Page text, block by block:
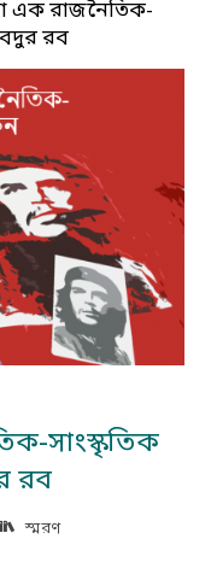
এক রাজনৈতিক-
রব
সাংস্কৃতিক
রব
স্মরণ